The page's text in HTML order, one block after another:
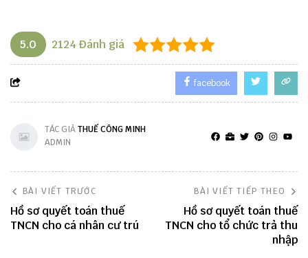
5.0 2124 Đánh giá
facebook
TÁC GIẢTHUẾ CÔNG MINH
ADMIN
BÀI VIẾT TRƯỚC
Hồ sơ quyết toán thuế
TNCN cho cá nhân cư trú
BÀI VIẾT TIẾP THEO
Hồ sơ quyết toán thuế
TNCN cho tổ chức trả thu
nhập